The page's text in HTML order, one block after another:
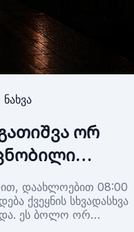
ნახვა
ორ
შესახებ?
დაახლოებით 08:00
ქვეყნის სხვადასხვა
ეს ბოლო ორ